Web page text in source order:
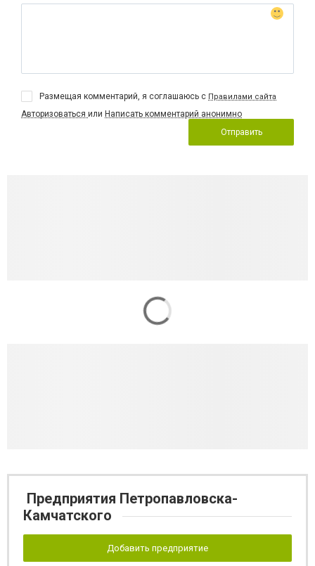
Размещая комментарий, я соглашаюсь с Правилами сайта
Авторизоваться или Написать комментарий анонимно
Отправить
Предприятия Петропавловска-
Камчатского
Добавить предприятие